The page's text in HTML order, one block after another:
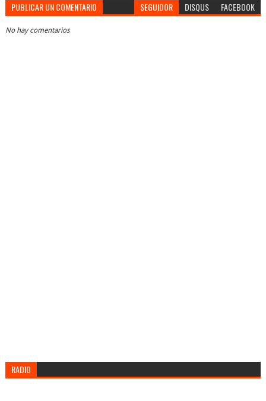
PUBLICAR UN COMENTARIO SEGUIDOR DISQUS FACEBOOK
No hay comentarios
RADIO